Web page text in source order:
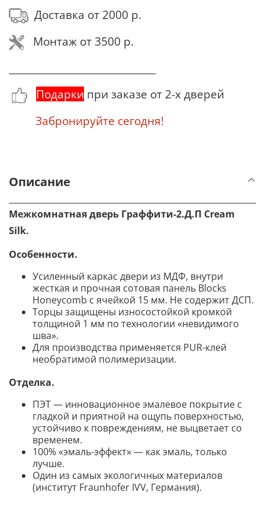
Доставка от 2000 р.
Монтаж от 3500 р.
Подарки при заказе от 2-х дверей
Забронируйте сегодня!
Описание
Межкомнатная дверь Граффити-2.Д.П Cream
Silk.
Особенности.
Усиленный каркас двери из МДФ, внутри
жесткая и прочная сотовая панель Blocks
Honeycomb с ячейкой 15 мм. Не содержит ДСП.
Торцы защищены износостойкой кромкой
толщиной 1 мм по технологии «невидимого
шва».
Для производства применяется PUR-клей
необратимой полимеризации.
Отделка.
ПЭТ — инновационное эмалевое покрытие c
гладкой и приятной на ощупь поверхностью,
устойчиво к повреждениям, не выцветает со
временем.
100% «эмаль-эффект» — как эмаль, только
лучше.
Один из самых экологичных материалов
(институт Fraunhofer IVV, Германия).